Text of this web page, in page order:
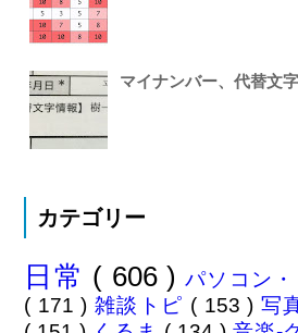
マイナンバー、代替文
カテゴリー
日常 ( 606 )パソコン・
( 171 ) 雑談トピ ( 153 ) 写